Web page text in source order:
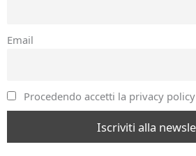
Email
Procedendo accetti la privacy policy